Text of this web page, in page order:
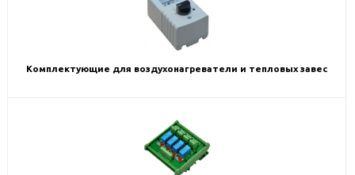
Комплектующие для воздухонагреватели и тепловых завес